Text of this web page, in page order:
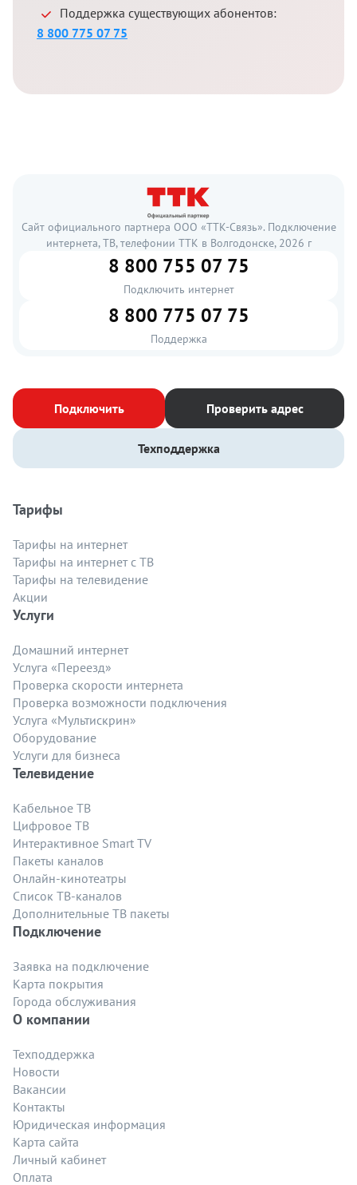
Поддержка существующих абонентов:
8 800 775 07 75
Сайт официального партнера ООО «ТТК-Связь». Подключение
интернета, ТВ, телефонии ТТК в Волгодонске, 2026 г
8 800 755 07 75
Подключить интернет
8 800 775 07 75
Поддержка
Подключить Проверить адрес
Техподдержка
Тарифы
Тарифы на интернет
Тарифы на интернет с ТВ
Тарифы на телевидение
Акции
Услуги
Домашний интернет
Услуга «Переезд»
Проверка скорости интернета
Проверка возможности подключения
Услуга «Мультискрин»
Оборудование
Услуги для бизнеса
Телевидение
Кабельное ТВ
Цифровое ТВ
Интерактивное Smart TV
Пакеты каналов
Онлайн-кинотеатры
Список ТВ-каналов
Дополнительные ТВ пакеты
Подключение
Заявка на подключение
Карта покрытия
Города обслуживания
О компании
Техподдержка
Новости
Вакансии
Контакты
Юридическая информация
Карта сайта
Личный кабинет
Оплата